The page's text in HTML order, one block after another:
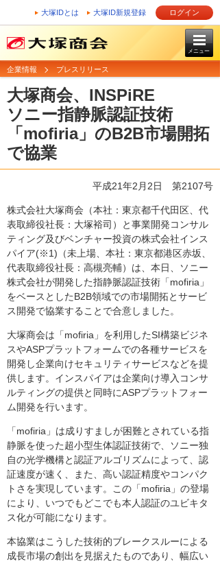
大塚IDとは 大塚ID新規登録 ログイン
メニュー
企業情報 プレスリリース
大塚商会、INSPiRE
ソニー指静脈認証技術
「mofiria」のB2B市場開拓
で協業
平成21年2月2日 第2107号
株式会社大塚商会（本社：東京都千代田区、代
表取締役社長：大塚裕司）と事業開発コンサル
ティング及びベンチャー投資の株式会社インス
パイア(※1)（未上場、本社：東京都港区赤坂、
代表取締役社長：高槻亮輔）は、本日、ソニー
株式会社が開発した指静脈認証技術「mofiria」
をベースとしたB2B領域での市場開拓とサービ
ス開発で協業することで合意しました。
大塚商会は「mofiria」を利用したSI構築ビジネ
スやASPプラットフォームでの各種サービスを
開発し企業向けセキュリティサービスなどを提
供します。インスパイアは企業向け導入コンサ
ルティングの提供と同時にASPプラットフォー
ム開発を行います。
「mofiria」は成りすましが困難とされている指
静脈を使った超小型生体認証技術で、ソニー独
自の光学機構と認証アルゴリズムによって、認
証速度が速く、また、高い認証精度やコンパク
トさを実現しています。この「mofiria」の登場
により、いつでもどこでも本人認証のユビキタ
ス化が可能になります。
本協業はこうした技術的ブレークスルーによる
成長市場の創出を見据えたものであり、幅広い